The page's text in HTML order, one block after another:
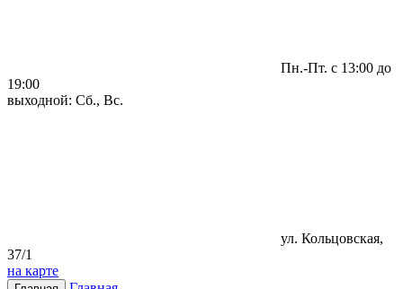
Пн.-Пт. с 13:00 до
19:00
выходной: Сб., Вс.
ул. Кольцовская,
37/1
на карте